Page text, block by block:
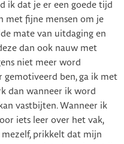
ik dat je er een goede tijd
met fijne mensen om je
mate van uitdaging en
dan ook nauw met
niet meer word
gemotiveerd ben, ga ik met
dan wanneer ik word
vastbijten. Wanneer ik
iets leer over het vak,
prikkelt dat mijn